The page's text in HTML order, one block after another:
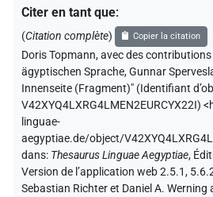
Citer en tant que:
(Citation complète) Copier la citation
Doris Topmann,avec des contributions
ägyptischen Sprache,Gunnar
Innenseite (Fragment)" (Identifiant
V42XYQ4LXRG4LMEN2EURCYX22I)
linguae-
aegyptiae.de/object/
dans: Thesaurus Linguae Aegyptiae,
Version de l’application web 2.5.1,
Sebastian Richter et Daniel A. Werning